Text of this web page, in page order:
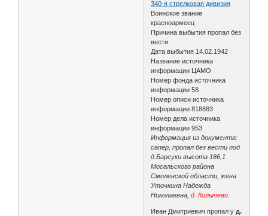
340-я стрелковая дивизия
Воинское звание
красноармеец
Причина выбытия пропал без
вести
Дата выбытия 14.02.1942
Название источника
информации ЦАМО
Номер фонда источника
информации 58
Номер описи источника
информации 818883
Номер дела источника
информации 953
Информация из документа:
сапер, пропал без вести под
д.Барсуки высота 186,1
Мосальского района
Смоленской области, жена
Уточкина Надежда
Николаевна,д. Колычево
Иван Дмитриевич пропал у д.